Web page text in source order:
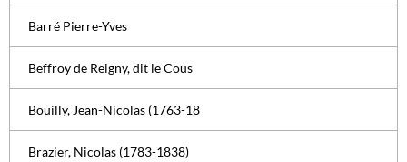
Barré Pierre-Yves
Beffroy de Reigny, dit le Cous
Bouilly, Jean-Nicolas (1763-18
Brazier, Nicolas (1783-1838)